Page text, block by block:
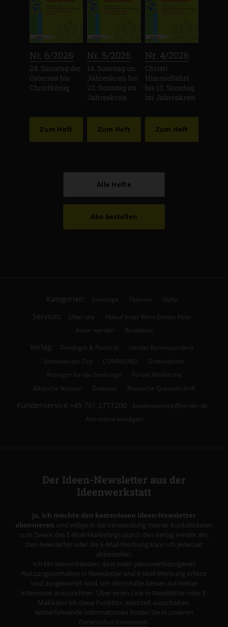
Nr. 6/2026
24. Sonntag der
Osterzeit bis
Christkönig
Zum Heft
Nr. 5/2026
14. Sonntag im
Jahreskreis bis
23. Sonntag im
Jahreskreis
Zum Heft
Nr. 4/2026
Christi
Himmelfahrt
bis 13. Sonntag
im Jahreskreis
Zum Heft
Alle Hefte
Abo bestellen
Kategorien: Sonntage Themen Hefte
Services: Über uns
Ablauf einer Wort-Gottes-Feier
Autor werden
Redaktion
Verlag: Theologie & Pastoral
Herder Korrespondenz
Stimmen der Zeit
COMMUNIO
Gottesdienst
Anzeiger für die Seelsorge
Forum Weltkirche
Biblische Notizen
Diakonia Römische Quartalschrift
Kundenservice +49 761 2717200
kundenservice@herder.de
Abo online kündigen
Der Ideen-Newsletter aus der
Ideenwerkstatt
Ja, ich möchte den kostenlosen Ideen-Newsletter
abonnieren und willige in die Verwendung meiner Kontaktdaten
zum Zweck des E-Mail-Marketings durch den Verlag Herder ein.
Den Newsletter oder die E-Mail-Werbung kann ich jederzeit
abbestellen.
Ich bin einverstanden, dass mein personenbezogenes
Nutzungsverhalten in Newsletter und E-Mail-Werbung erfasst
und ausgewertet wird, um die Inhalte besser auf meine
Interessen auszurichten. Über einen Link in Newsletter oder E-
Mail kann ich diese Funktion jederzeit ausschalten.
Weiterführende Informationen finden Sie in unseren
Datenschutzhinweisen.